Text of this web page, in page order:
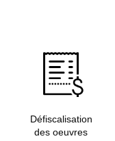
Défiscalisation
des oeuvres